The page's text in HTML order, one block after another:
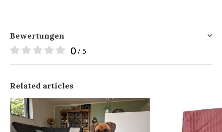
Bewertungen
0 / 5
Related articles